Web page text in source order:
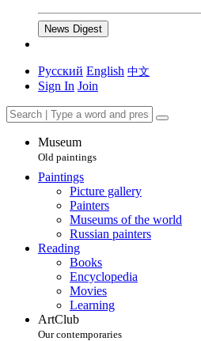
News Digest
Русский English 中文
Sign In Join
Museum
Old paintings
Paintings
Picture gallery
Painters
Museums of the world
Russian painters
Reading
Books
Encyclopedia
Movies
Learning
ArtClub
Our contemporaries